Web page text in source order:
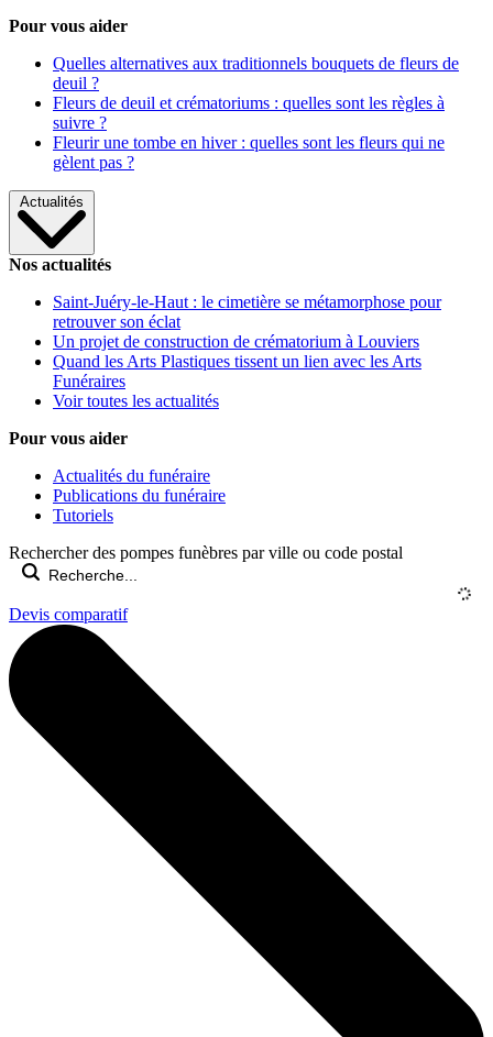
Pour vous aider
Quelles alternatives aux traditionnels bouquets de fleurs de
deuil ?
Fleurs de deuil et crématoriums : quelles sont les règles à
suivre ?
Fleurir une tombe en hiver : quelles sont les fleurs qui ne
gèlent pas ?
Actualités
Nos actualités
Saint-Juéry-le-Haut : le cimetière se métamorphose pour
retrouver son éclat
Un projet de construction de crématorium à Louviers
Quand les Arts Plastiques tissent un lien avec les Arts
Funéraires
Voir toutes les actualités
Pour vous aider
Actualités du funéraire
Publications du funéraire
Tutoriels
Rechercher des pompes funèbres par ville ou code postal
Devis comparatif